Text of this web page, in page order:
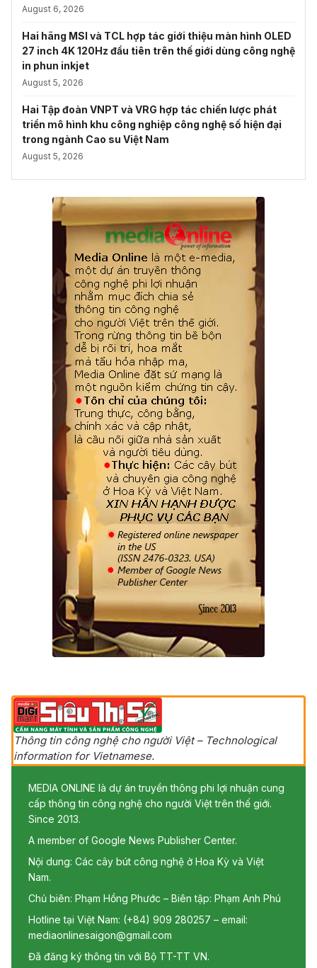
August 6, 2026
Hai hãng MSI và TCL hợp tác giới thiệu màn hình OLED
27 inch 4K 120Hz đầu tiên trên thế giới dùng công nghệ
in phun inkjet
August 5, 2026
Hai Tập đoàn VNPT và VRG hợp tác chiến lược phát
triển mô hình khu công nghiệp công nghệ số hiện đại
trong ngành Cao su Việt Nam
August 5, 2026
Thông tin công nghệ cho người Việt – Technological
information for Vietnamese.
MEDIA ONLINE là dự án truyền thông phi lợi nhuận cung
cấp thông tin công nghệ cho người Việt trên thế giới.
Since 2013.
A member of Google News Publisher Center.
Nội dung: Các cây bút công nghệ ở Hoa Kỳ và Việt
Nam.
Chủ biên: Phạm Hồng Phước – Biên tập: Phạm Anh Phú
Hotline tại Việt Nam: (+84) 909 280257 – email:
mediaonlinesaigon@gmail.com
Đã đăng ký thông tin với Bộ TT-TT VN.